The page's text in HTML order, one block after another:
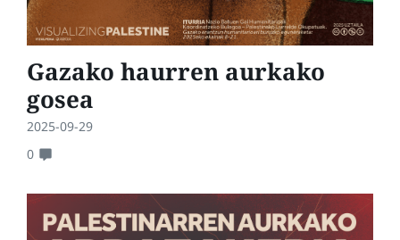
Gazako haurren aurkako
gosea
2025-09-29
0